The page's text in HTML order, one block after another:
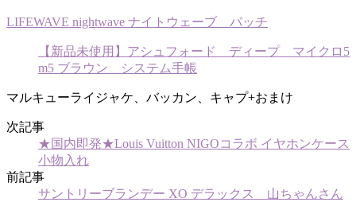
LIFEWAVE nightwave ナイトウェーブ パッチ
【新品未使用】アシュフォード ディープ マイクロ5
m5 ブラウン システム手帳
マルキューライジャケ、バッカン、キャプ+おまけ
次記事
★国内即発★Louis Vuitton NIGOコラボ イヤホンケース
小物入れ
前記事
サントリーブランデー XO デラックス 山ちゃんさん